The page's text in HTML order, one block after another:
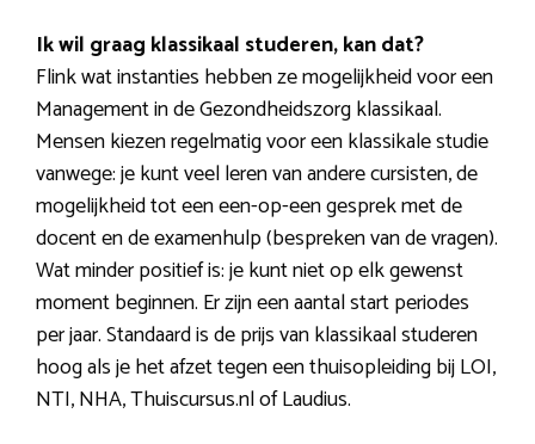
Ik wil graag klassikaal studeren, kan dat?
Flink wat instanties hebben ze mogelijkheid voor een
Management in de Gezondheidszorg klassikaal.
Mensen kiezen regelmatig voor een klassikale studie
vanwege: je kunt veel leren van andere cursisten, de
mogelijkheid tot een een-op-een gesprek met de
docent en de examenhulp (bespreken van de vragen).
Wat minder positief is: je kunt niet op elk gewenst
moment beginnen. Er zijn een aantal start periodes
per jaar. Standaard is de prijs van klassikaal studeren
hoog als je het afzet tegen een thuisopleiding bij LOI,
NTI, NHA, Thuiscursus.nl of Laudius.